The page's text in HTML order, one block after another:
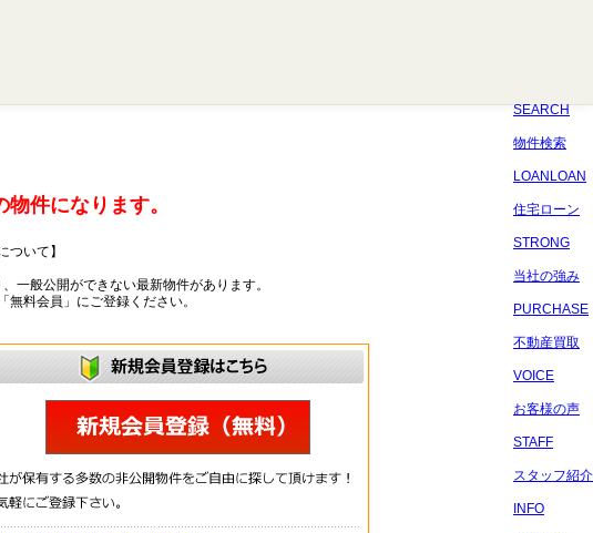
SEARCH
物件検索
LOANLOAN
住宅ローン
STRONG
当社の強み
PURCHASE
不動産買取
VOICE
お客様の声
STAFF
スタッフ紹介
INFO
件になります。
ついて】
一般公開ができない最新物件があります。
料会員」にご登録ください。